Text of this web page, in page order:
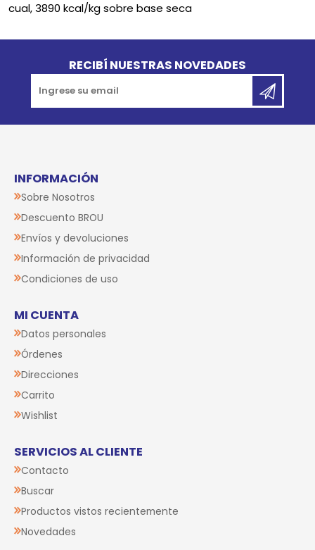
cual, 3890 kcal/kg sobre base seca
RECIBÍ NUESTRAS NOVEDADES
INFORMACIÓN
Sobre Nosotros
Descuento BROU
Envíos y devoluciones
Información de privacidad
Condiciones de uso
MI CUENTA
Datos personales
Órdenes
Direcciones
Carrito
Wishlist
SERVICIOS AL CLIENTE
Contacto
Buscar
Productos vistos recientemente
Novedades